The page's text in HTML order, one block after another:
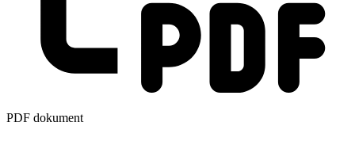
PDF dokument